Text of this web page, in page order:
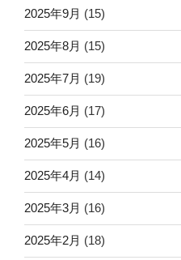
2025年9月 (15)
2025年8月 (15)
2025年7月 (19)
2025年6月 (17)
2025年5月 (16)
2025年4月 (14)
2025年3月 (16)
2025年2月 (18)